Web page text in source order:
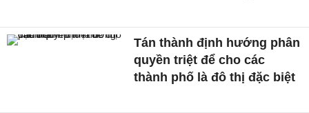
Tán thành định hướng phân
quyền triệt để cho các
thành phố là đô thị đặc biệt